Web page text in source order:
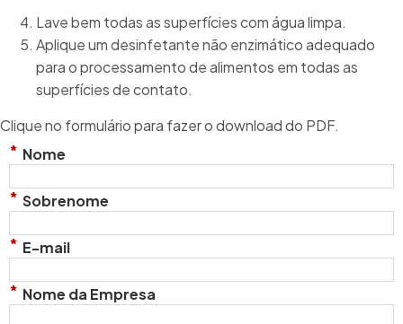
Lave bem todas as superfícies com água limpa.
Aplique um desinfetante não enzimático adequado
para o processamento de alimentos em todas as
superfícies de contato.
Clique no formulário para fazer o download do PDF.
* Nome
* Sobrenome
* E-mail
* Nome da Empresa